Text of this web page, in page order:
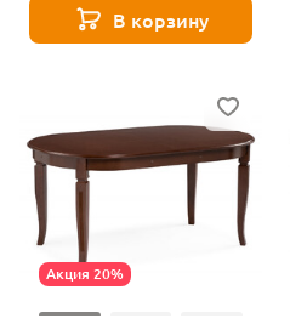
В корзину
Акция 20%